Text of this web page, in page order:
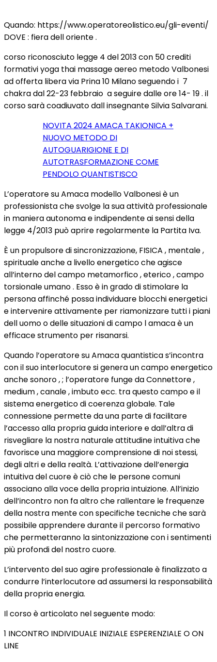
Quando: https://www.operatoreolistico.eu/gli-eventi/
DOVE : fiera dell oriente .
corso riconosciuto legge 4 del 2013 con 50 crediti
formativi yoga thai massage aereo metodo Valbonesi
ad offerta libera via Prina 10 Milano seguendo i 7
chakra dal 22-23 febbraio a seguire dalle ore 14- 19 . il
corso sarà coadiuvato dall insegnante Silvia Salvarani.
NOVITA 2024 AMACA TAKIONICA +
NUOVO METODO DI
AUTOGUARIGIONE E DI
AUTOTRASFORMAZIONE COME
PENDOLO QUANTISTISCO
L’operatore su Amaca modello Valbonesi è un
professionista che svolge la sua attività professionale
in maniera autonoma e indipendente ai sensi della
legge 4/2013 può aprire regolarmente la Partita Iva.
È un propulsore di sincronizzazione, FISICA , mentale ,
spirituale anche a livello energetico che agisce
all’interno del campo metamorfico , eterico , campo
torsionale umano . Esso è in grado di stimolare la
persona affinché possa individuare blocchi energetici
e intervenire attivamente per riamonizzare tutti i piani
dell uomo o delle situazioni di campo l amaca è un
efficace strumento per risanarsi.
Quando l’operatore su Amaca quantistica s’incontra
con il suo interlocutore si genera un campo energetico
anche sonoro , ; l’operatore funge da Connettore ,
medium , canale , imbuto ecc. tra questo campo e il
sistema energetico di coerenza globale. Tale
connessione permette da una parte di facilitare
l’accesso alla propria guida interiore e dall’altra di
risvegliare la nostra naturale attitudine intuitiva che
favorisce una maggiore comprensione di noi stessi,
degli altri e della realtà. L’attivazione dell’energia
intuitiva del cuore è ciò che le persone comuni
associano alla voce della propria intuizione. All’inizio
dell’incontro non fa altro che rallentare le frequenze
della nostra mente con specifiche tecniche che sarà
possibile apprendere durante il percorso formativo
che permetteranno la sintonizzazione con i sentimenti
più profondi del nostro cuore.
L’intervento del suo agire professionale è finalizzato a
condurre l’interlocutore ad assumersi la responsabilità
della propria energia.
Il corso è articolato nel seguente modo:
1 INCONTRO INDIVIDUALE INIZIALE ESPERENZIALE O ON
LINE